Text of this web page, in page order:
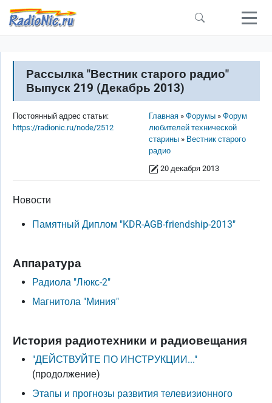
Перейти к основному содержанию
Рассылка "Вестник старого радио"
Выпуск 219 (Декабрь 2013)
Строка навигации
Главная Форумы
Форум
любителей технической
старины
Вестник старого
радио
20 декабря 2013
Постоянный адрес статьи:
https://radionic.ru/node/2512
Новости
Памятный Диплом "KDR-AGB-friendship-2013"
Аппаратура
Радиола "Люкс-2"
Магнитола "Миния"
История радиотехники и радиовещания
"ДЕЙСТВУЙТЕ ПО ИНСТРУКЦИИ..."
(продолжение)
Этапы и прогнозы развития телевизионного